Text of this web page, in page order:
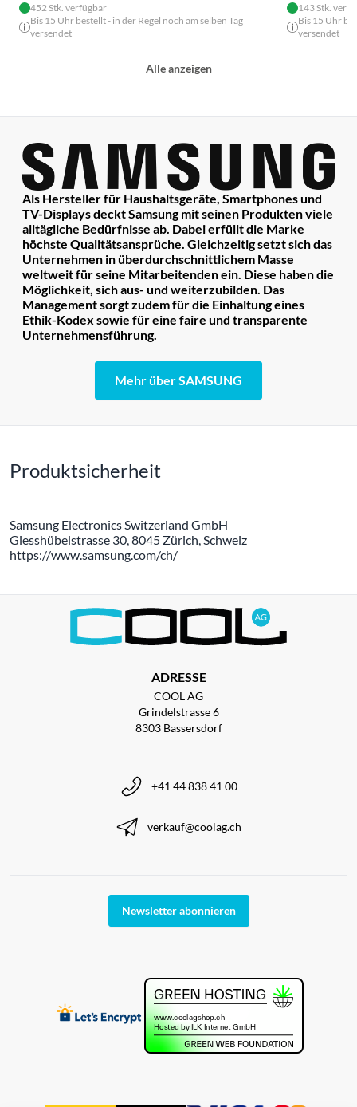
452 Stk. verfügbar
Bis 15 Uhr bestellt - in der Regel noch am selben Tag
versendet
143 Stk.
Bis 15 Uhr
versendet
Alle anzeigen
Als Hersteller für Haushaltsgeräte, Smartphones und
TV-Displays deckt Samsung mit seinen Produkten viele
alltägliche Bedürfnisse ab. Dabei erfüllt die Marke
höchste Qualitätsansprüche. Gleichzeitig setzt sich das
Unternehmen in überdurchschnittlichem Masse
weltweit für seine Mitarbeitenden ein. Diese haben die
Möglichkeit, sich aus- und weiterzubilden. Das
Management sorgt zudem für die Einhaltung eines
Ethik-Kodex sowie für eine faire und transparente
Unternehmensführung.
Mehr über SAMSUNG
Produktsicherheit
Samsung Electronics Switzerland GmbH
Giesshübelstrasse 30, 8045 Zürich, Schweiz
https://www.samsung.com/ch/
ADRESSE
COOL AG
Grindelstrasse 6
8303 Bassersdorf
+41 44 838 41 00
verkauf@coolag.ch
Newsletter abonnieren